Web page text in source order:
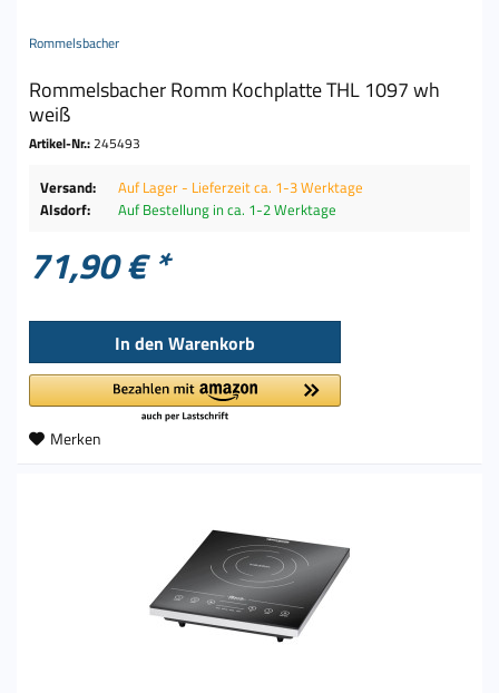
Rommelsbacher
Rommelsbacher Romm Kochplatte THL 1097 wh
weiß
Artikel-Nr.:245493
Versand:
Auf Lager - Lieferzeit ca. 1-3 Werktage
Alsdorf:
Auf Bestellung in ca. 1-2 Werktage
71,90 € *
In den Warenkorb
Merken